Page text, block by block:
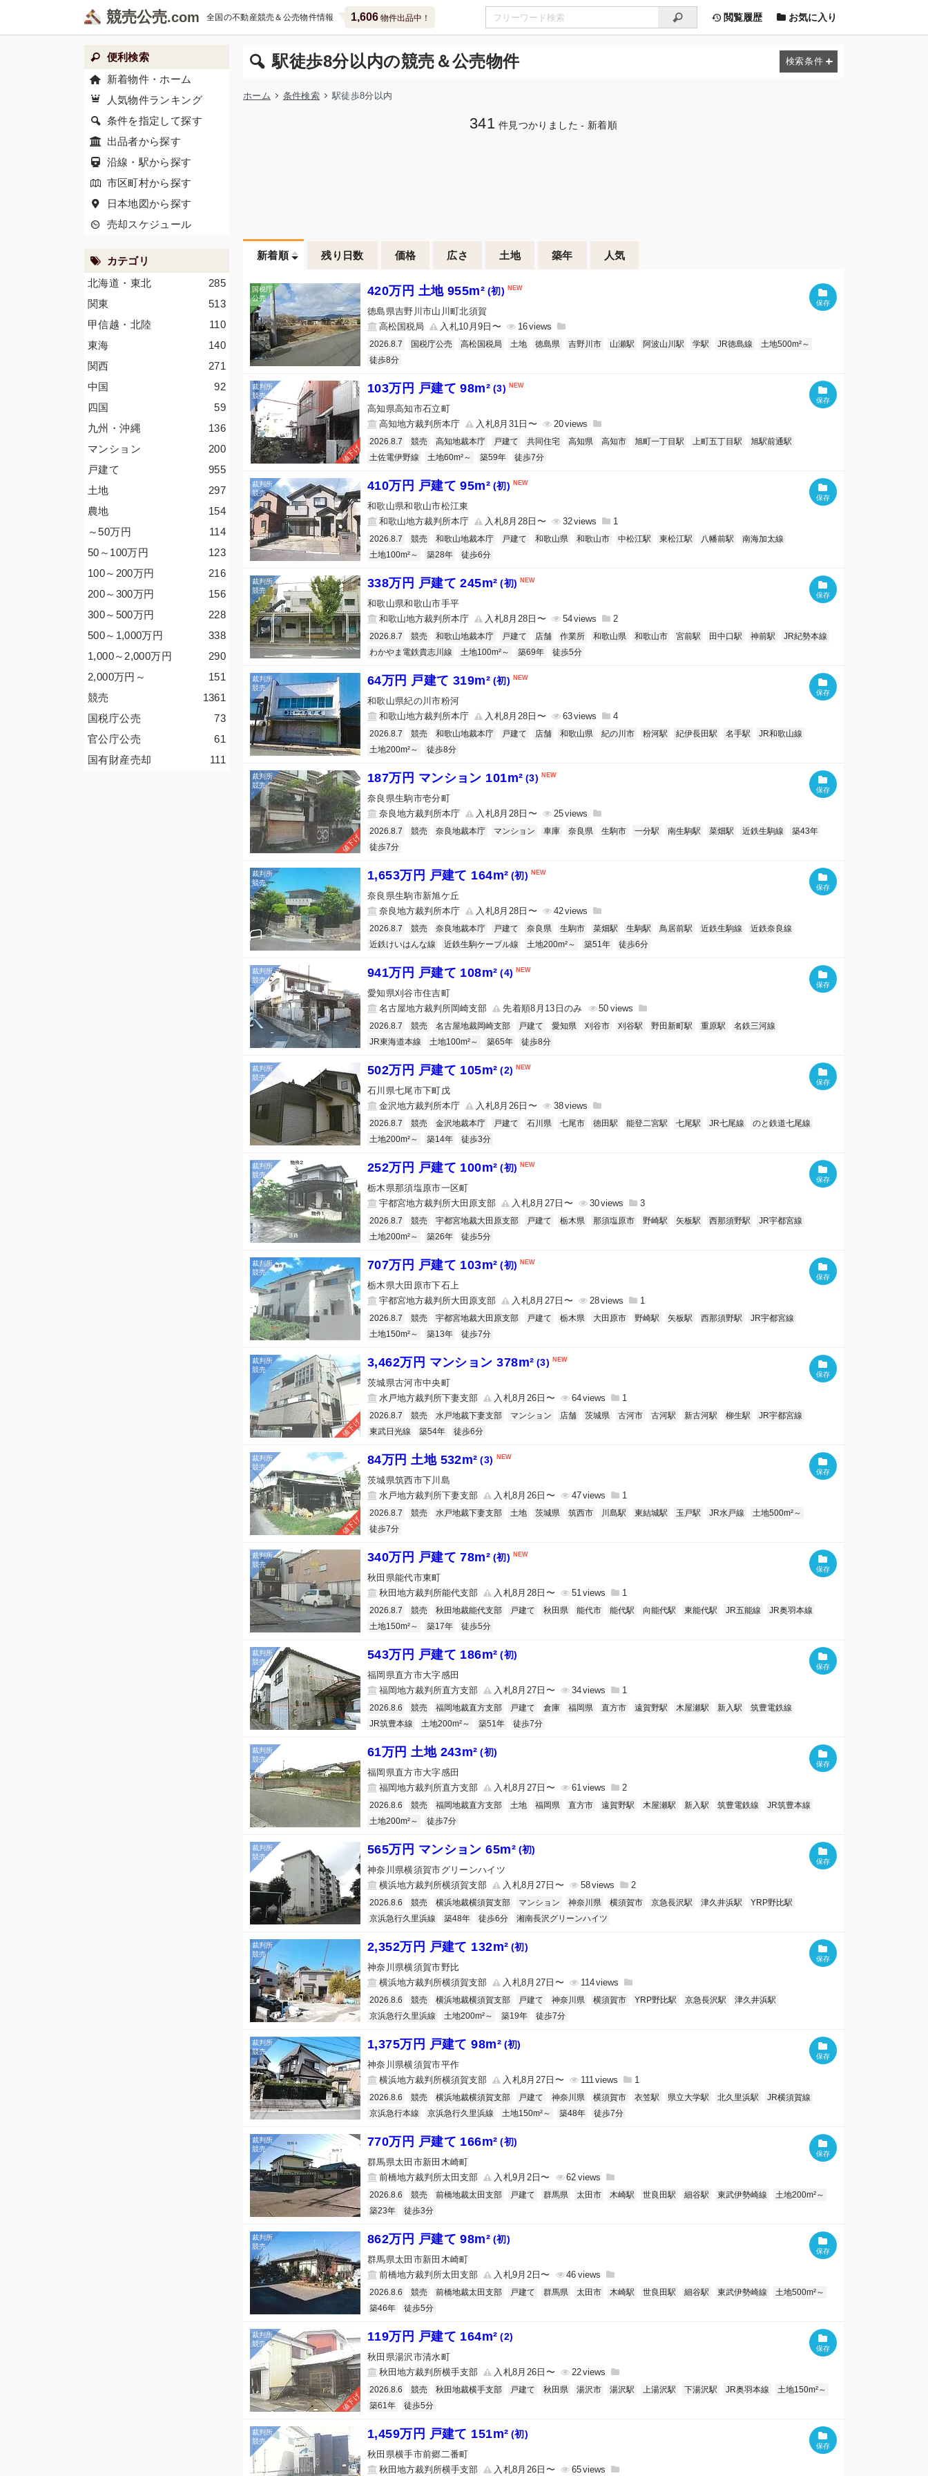
競売公売 全国の不動産競売＆公売物件情報 1,606物件出品中！ 閲覧履歴 お気に入り
駅徒歩8分以内の競売＆公売物件
ホーム 条件検索 駅徒歩8分以内
341 件見つかりました - 新着順
新着順 残り日数 価格 広さ 土地 築年 人気
420万円 土地 955m² (初)
徳島県吉野川市山川町北須賀
高松国税局
入札10月9日〜 16
2026.8.7 国税庁公売 高松国税局 土地 徳島県 吉野川市 山瀬駅 阿波山川駅 学駅 JR徳島線
土地500m²～
徒歩8分
値下げ
103万円 戸建て 98m² (3)
高知県高知市石立町
高知地方裁判所本庁
入札8月31日〜 20
2026.8.7 競売 高知地裁本庁 戸建て 共同住宅 高知県 高知市 旭町一丁目駅 上町五丁目駅
旭駅前通駅
土佐電伊野線
土地60m²～ 築59年 徒歩7分
410万円 戸建て 95m² (初)
和歌山県和歌山市松江東
和歌山地方裁判所本庁
入札8月28日〜 32 1
2026.8.7 競売 和歌山地裁本庁 戸建て 和歌山県 和歌山市 中松江駅 東松江駅 八幡前駅
南海加太線
土地100m²～
築28年 徒歩6分
338万円 戸建て 245m² (初)
和歌山県和歌山市手平
和歌山地方裁判所本庁
入札8月28日〜 54 2
2026.8.7 競売 和歌山地裁本庁 戸建て 店舗 作業所 和歌山県 和歌山市 宮前駅 田中口駅 神前駅
JR紀勢本線
わかやま電鉄貴志川線
土地100m²～ 築69年 徒歩5分
64万円 戸建て 319m² (初)
和歌山県紀の川市粉河
和歌山地方裁判所本庁
入札8月28日〜 63 4
2026.8.7 競売 和歌山地裁本庁 戸建て 店舗 和歌山県 紀の川市 粉河駅 紀伊長田駅 名手駅
JR和歌山線
土地200m²～
徒歩8分
値下げ
187万円 マンション 101m² (3)
奈良県生駒市壱分町
奈良地方裁判所本庁
入札8月28日〜 25
2026.8.7 競売 奈良地裁本庁 マンション 車庫 奈良県 生駒市 一分駅 南生駒駅 菜畑駅 近鉄生駒線
築43年
徒歩7分
1,653万円 戸建て 164m² (初)
奈良県生駒市新旭ケ丘
奈良地方裁判所本庁
入札8月28日〜 42
2026.8.7 競売 奈良地裁本庁 戸建て 奈良県 生駒市 菜畑駅 生駒駅 鳥居前駅 近鉄生駒線
近鉄奈良線
近鉄けいはんな線
近鉄生駒ケーブル線 土地200m²～ 築51年 徒歩6分
941万円 戸建て 108m² (4)
愛知県刈谷市住吉町
名古屋地方裁判所岡崎支部
先着順8月13日のみ 50
2026.8.7 競売 名古屋地裁岡崎支部 戸建て 愛知県 刈谷市 刈谷駅 野田新町駅 重原駅
名鉄三河線
JR東海道本線
土地100m²～ 築65年 徒歩8分
502万円 戸建て 105m² (2)
石川県七尾市下町戊
金沢地方裁判所本庁
入札8月26日〜 38
2026.8.7 競売 金沢地裁本庁 戸建て 石川県 七尾市 徳田駅 能登二宮駅 七尾駅 JR七尾線
のと鉄道七尾線
土地200m²～
築14年 徒歩3分
252万円 戸建て 100m² (初)
栃木県那須塩原市一区町
宇都宮地方裁判所大田原支部
入札8月27日〜 30 3
2026.8.7 競売 宇都宮地裁大田原支部 戸建て 栃木県 那須塩原市 野崎駅 矢板駅 西那須野駅
JR宇都宮線
土地200m²～
築26年 徒歩5分
707万円 戸建て 103m² (初)
栃木県大田原市下石上
宇都宮地方裁判所大田原支部
入札8月27日〜 28 1
2026.8.7 競売 宇都宮地裁大田原支部 戸建て 栃木県 大田原市 野崎駅 矢板駅 西那須野駅
JR宇都宮線
土地150m²～
築13年 徒歩7分
値下げ
3,462万円 マンション 378m² (3)
茨城県古河市中央町
水戸地方裁判所下妻支部
入札8月26日〜 64 1
2026.8.7 競売 水戸地裁下妻支部 マンション 店舗 茨城県 古河市 古河駅 新古河駅 柳生駅
JR宇都宮線
東武日光線
築54年 徒歩6分
値下げ
84万円 土地 532m² (3)
茨城県筑西市下川島
水戸地方裁判所下妻支部
入札8月26日〜 47 1
2026.8.7 競売 水戸地裁下妻支部 土地 茨城県 筑西市 川島駅 東結城駅 玉戸駅 JR水戸線
土地500m²～
徒歩7分
340万円 戸建て 78m² (初)
秋田県能代市東町
秋田地方裁判所能代支部
入札8月28日〜 51 1
2026.8.7 競売 秋田地裁能代支部 戸建て 秋田県 能代市 能代駅 向能代駅 東能代駅 JR五能線
JR奥羽本線
土地150m²～
築17年 徒歩5分
543万円 戸建て 186m² (初)
福岡県直方市大字感田
福岡地方裁判所直方支部
入札8月27日〜 34 1
2026.8.6 競売 福岡地裁直方支部 戸建て 倉庫 福岡県 直方市 遠賀野駅 木屋瀬駅 新入駅
筑豊電鉄線
JR筑豊本線
土地200m²～ 築51年 徒歩7分
61万円 土地 243m² (初)
福岡県直方市大字感田
福岡地方裁判所直方支部
入札8月27日〜 61 2
2026.8.6 競売 福岡地裁直方支部 土地 福岡県 直方市 遠賀野駅 木屋瀬駅 新入駅 筑豊電鉄線
JR筑豊本線
土地200m²～
徒歩7分
565万円 マンション 65m² (初)
神奈川県横須賀市グリーンハイツ
横浜地方裁判所横須賀支部
入札8月27日〜 58 2
2026.8.6 競売 横浜地裁横須賀支部 マンション 神奈川県 横須賀市 京急長沢駅 津久井浜駅
YRP野比駅
京浜急行久里浜線
築48年 徒歩6分 湘南長沢グリーンハイツ
2,352万円 戸建て 132m² (初)
神奈川県横須賀市野比
横浜地方裁判所横須賀支部
入札8月27日〜 114
2026.8.6 競売 横浜地裁横須賀支部 戸建て 神奈川県 横須賀市 YRP野比駅 京急長沢駅
津久井浜駅
京浜急行久里浜線
土地200m²～ 築19年 徒歩7分
1,375万円 戸建て 98m² (初)
神奈川県横須賀市平作
横浜地方裁判所横須賀支部
入札8月27日〜 111 1
2026.8.6 競売 横浜地裁横須賀支部 戸建て 神奈川県 横須賀市 衣笠駅 県立大学駅 北久里浜駅
JR横須賀線
京浜急行本線
京浜急行久里浜線 土地150m²～ 築48年 徒歩7分
770万円 戸建て 166m² (初)
群馬県太田市新田木崎町
前橋地方裁判所太田支部
入札9月2日〜 62
2026.8.6 競売 前橋地裁太田支部 戸建て 群馬県 太田市 木崎駅 世良田駅 細谷駅 東武伊勢崎線
土地200m²～
築23年
徒歩3分
862万円 戸建て 98m² (初)
群馬県太田市新田木崎町
前橋地方裁判所太田支部
入札9月2日〜 46
2026.8.6 競売 前橋地裁太田支部 戸建て 群馬県 太田市 木崎駅 世良田駅 細谷駅 東武伊勢崎線
土地500m²～
築46年
徒歩5分
値下げ
119万円 戸建て 164m² (2)
秋田県湯沢市清水町
秋田地方裁判所横手支部
入札8月26日〜 22
2026.8.6 競売 秋田地裁横手支部 戸建て 秋田県 湯沢市 湯沢駅 上湯沢駅 下湯沢駅 JR奥羽本線
土地150m²～
築61年
徒歩5分
1,459万円 戸建て 151m² (初)
秋田県横手市前郷二番町
秋田地方裁判所横手支部
入札8月26日〜 65
便利検索
新着物件・ホーム
人気物件ランキング
条件を指定して探す
出品者から探す
沿線・駅から探す
市区町村から探す
日本地図から探す
売却スケジュール
カテゴリ
285
北海道・東北
513
関東
110
甲信越・北陸
140
東海
271
関西
92
中国
59
四国
136
九州・沖縄
200
マンション
955
戸建て
297
土地
154
農地
114
～50万円
123
50～100万円
216
100～200万円
156
200～300万円
228
300～500万円
338
500～1,000万円
290
1,000～2,000万円
151
2,000万円 ～
1361
競売
73
国税庁公売
61
官公庁公売
111
国有財産売却